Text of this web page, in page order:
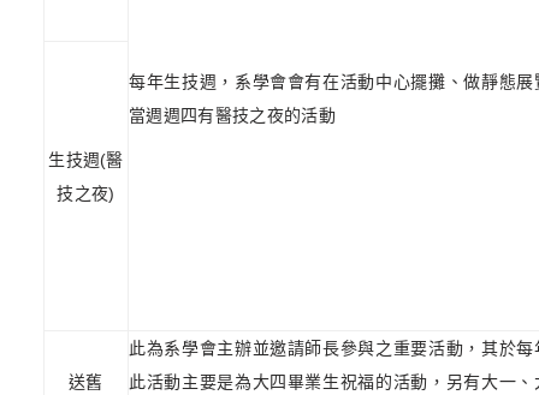
每年生技週，系學會會有在活動中心擺攤、做靜態
當週週四有醫技之夜的活動
生技週(醫
技之夜)
送舊
此為系學會主辦並邀請師長參與之重要活動，其於
此活動主要是為大四畢業生祝福的活動，另有大一